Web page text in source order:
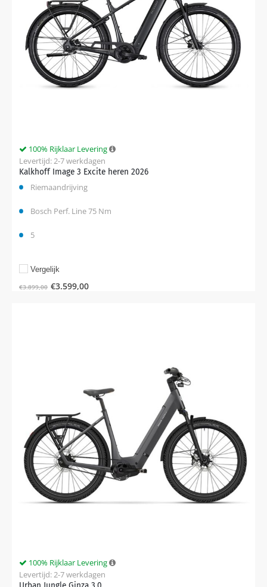
Kalkhoff Image 3 Excite heren 2026
100% Rijklaar Levering
Levertijd: 2-7 werkdagen
Riemaandrijving
Bosch Perf. Line 75 Nm
5
€3.899,00 €3.599,00
Vergelijk
100% Rijklaar Levering
Levertijd: 2-7 werkdagen